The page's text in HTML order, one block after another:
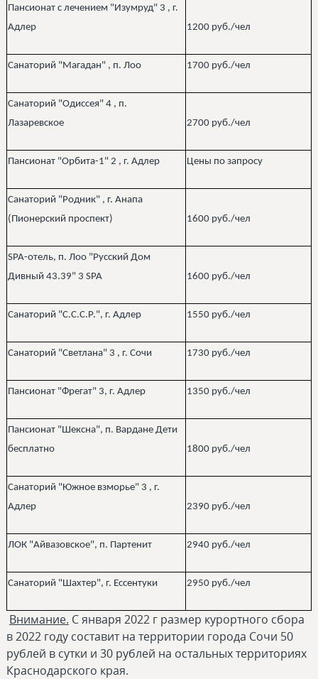
Пансионат с лечением "Изумруд" 3​ , г.
Адлер
1200 руб./чел
Санаторий "Магадан" , п. Лоо 1700 руб./чел
Санаторий "Одиссея" 4​ , п.
Лазаревское
2700 руб./чел
Пансионат "Орбита-1" 2​ , г. Адлер Цены по запросу
Санаторий "Родник" , г. Анапа
(Пионерский проспект)
1600 руб./чел
SPA-отель, п. Лоо "Русский Дом
Дивный 43.39" 3​ SPA
1600 руб./чел
Санаторий "С.С.С.Р.", г. Адлер 1550 руб./чел
Санаторий "Светлана" 3​ , г. Сочи 1730 руб./чел
Пансионат "Фрегат" 3​, г. Адлер 1350 руб./чел
Пансионат "Шексна", п. Вардане Дети
бесплатно
1800 руб./чел
Санаторий "Южное взморье" 3​ , г.
Адлер
2390 руб./чел
ЛОК "Айвазовское", п. Партенит 2940 руб./чел
Санаторий "Шахтер", г. Ессентуки 2950 руб./чел
Внимание. С января 2022 г размер курортного сбора
в 2022 году составит на территории города Сочи 50
рублей в сутки и 30 рублей на остальных территориях
Краснодарского края.